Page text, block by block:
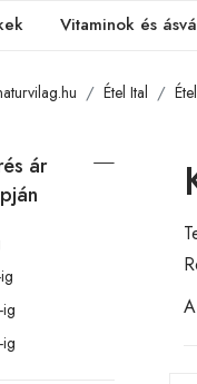
Vitaminok és
Étel Ital
ár